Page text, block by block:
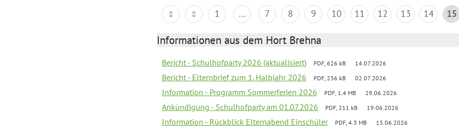
1 ... 7 8 9 10 11 12 13 14 15
Informationen aus dem Hort Brehna
Bericht - Schulhofparty 2026 (aktualisiert) PDF, 626 kB 14.07.2026
Bericht - Elternbrief zum 1. Halbjahr 2026 PDF, 236 kB 02.07.2026
Information - Programm Sommerferien 2026 PDF, 1.4 MB 29.06.2026
Ankündigung - Schulhofparty am 01.07.2026 PDF, 211 kB 19.06.2026
Information - Rückblick Elternabend Einschüler PDF, 4.3 MB 15.06.2026